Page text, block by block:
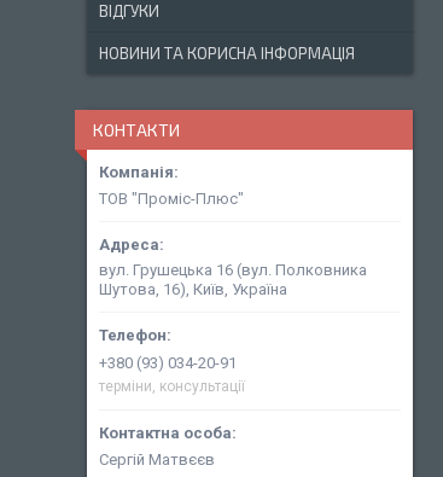
ВІДГУКИ
НОВИНИ ТА КОРИСНА ІНФОРМАЦІЯ
КОНТАКТИ
ТОВ "Проміс-Плюс"
вул. Грушецька 16 (вул. Полковника
Шутова, 16), Київ, Україна
+380 (93) 034-20-91
терміни, консультації
Сергій Матвєєв